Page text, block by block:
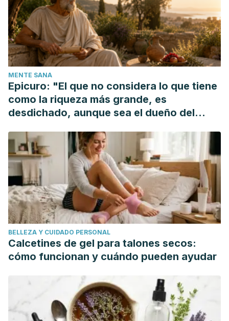
521-528.
Díaz, C., & Castellví, I. (2008). La Artrosis.Reina Sanz D. et
al. El dolor en las enfermedades reumáticas. España:
Aresta, 47-65.
Portal, L. F., & Pascua, L. R. R. (1999). La artrosis cervical:
realidad y ficción.
terapéutica
(2), 97-102.
MENTE SANA
Epicuro: "El que no considera lo que tiene
como la riqueza más grande, es
desdichado, aunque sea el dueño del
BELLEZA Y CUIDADO PERSONAL
Calcetines de gel para talones secos:
cómo funcionan y cuándo pueden ayudar